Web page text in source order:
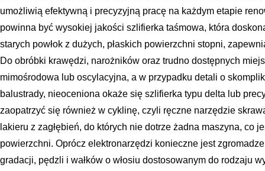
umożliwią efektywną i precyzyjną pracę na każdym etapie
powinna być wysokiej jakości szlifierka taśmowa, która
starych powłok z dużych, płaskich powierzchni stopni,
Do obróbki krawędzi, narożników oraz trudno dostępnych
mimośrodowa lub oscylacyjna, a w przypadku detali o
balustrady, nieoceniona okaże się szlifierka typu delta lub
zaopatrzyć się również w cyklinę, czyli ręczne narzędzie
lakieru z zagłębień, do których nie dotrze żadna maszyna, co
powierzchni. Oprócz elektronarzędzi konieczne jest
gradacji, pędzli i wałków o włosiu dostosowanym do rodzaju